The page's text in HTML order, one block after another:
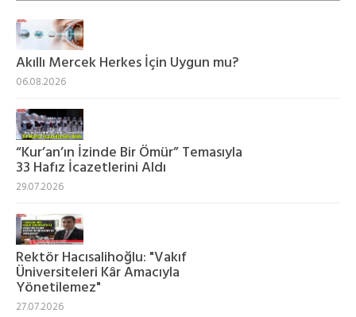
Akıllı Mercek Herkes İçin Uygun mu?
06.08.2026
“Kur’an’ın İzinde Bir Ömür” Temasıyla
33 Hafız İcazetlerini Aldı
29.07.2026
Rektör Hacısalihoğlu: "Vakıf
Üniversiteleri Kâr Amacıyla
Yönetilemez"
27.07.2026